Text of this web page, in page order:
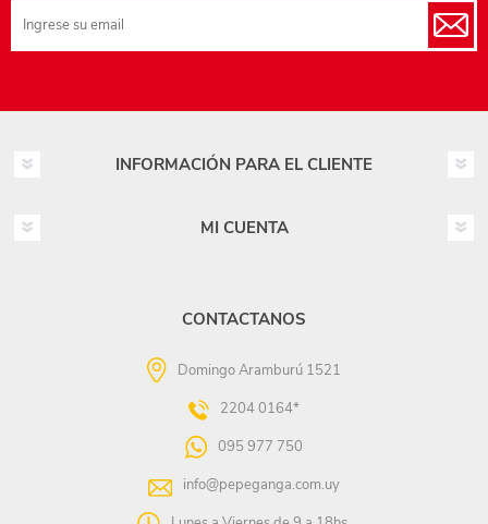
INFORMACIÓN PARA EL CLIENTE
MI CUENTA
CONTACTANOS
Domingo Aramburú 1521
2204 0164*
095 977 750
info@pepeganga.com.uy